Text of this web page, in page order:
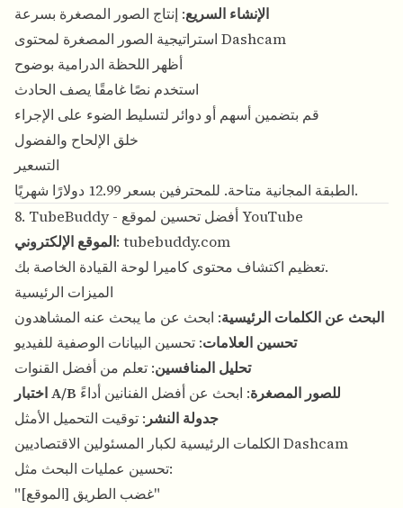
الإنشاء السريع: إنتاج الصور المصغرة بسرعة
استراتيجية الصور المصغرة لمحتوى Dashcam
أظهر اللحظة الدرامية بوضوح
استخدم نصًا غامقًا يصف الحادث
قم بتضمين أسهم أو دوائر لتسليط الضوء على الإجراء
خلق الإلحاح والفضول
التسعير
الطبقة المجانية متاحة. للمحترفين بسعر 12.99 دولارًا شهريًا.
8. TubeBuddy - أفضل تحسين لموقع YouTube
الموقع الإلكتروني: tubebuddy.com
تعظيم اكتشاف محتوى كاميرا لوحة القيادة الخاصة بك.
الميزات الرئيسية
البحث عن الكلمات الرئيسية: ابحث عن ما يبحث عنه المشاهدون
تحسين العلامات: تحسين البيانات الوصفية للفيديو
تحليل المنافسين: تعلم من أفضل القنوات
اختبار A/B للصور المصغرة: ابحث عن أفضل الفنانين أداءً
جدولة النشر : توقيت التحميل الأمثل
الكلمات الرئيسية لكبار المسئولين الاقتصاديين Dashcam
تحسين عمليات البحث مثل:
"غضب الطريق [الموقع]"